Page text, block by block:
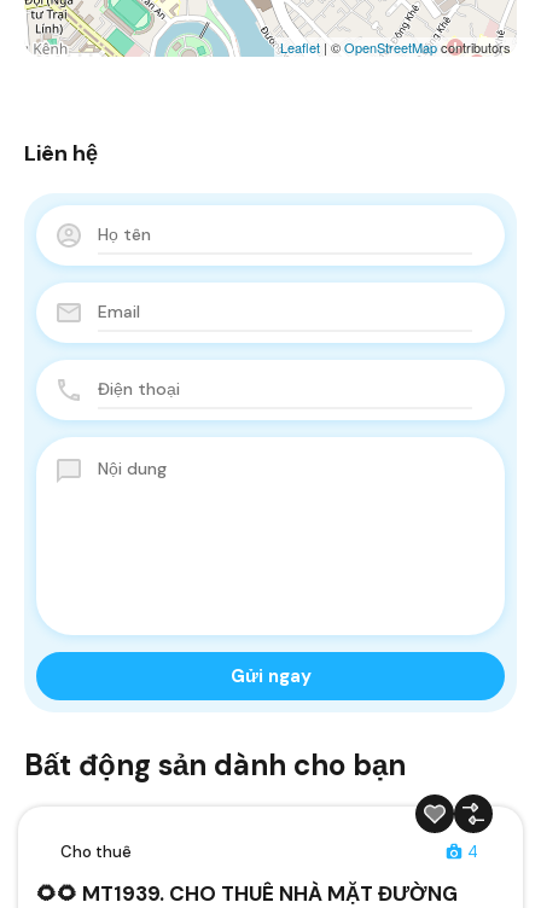
Leaflet | ©OpenStreetMapcontributors
Liên hệ
Bất động sản dành cho bạn
Cho thuê 4
🌻🌻 MT1939. CHO THUÊ NHÀ MẶT ĐƯỜNG